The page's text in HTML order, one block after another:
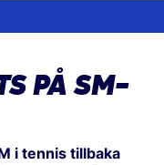
PÅ SM-
i tennis tillbaka